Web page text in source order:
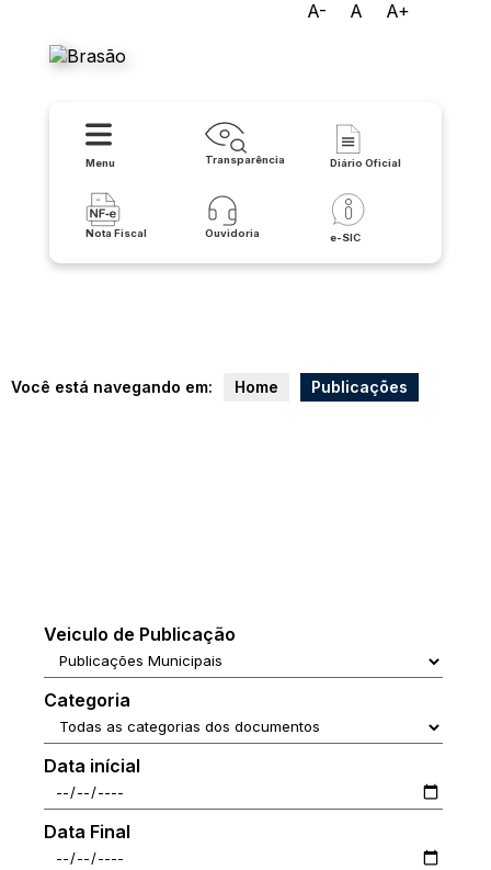
A- A A+
Menu Transparência Diário Oficial
Nota Fiscal Ouvidoria e-SIC
Você está navegando em: Home Publicações
Veiculo de Publicação
Categoria
Data inícial
Data Final